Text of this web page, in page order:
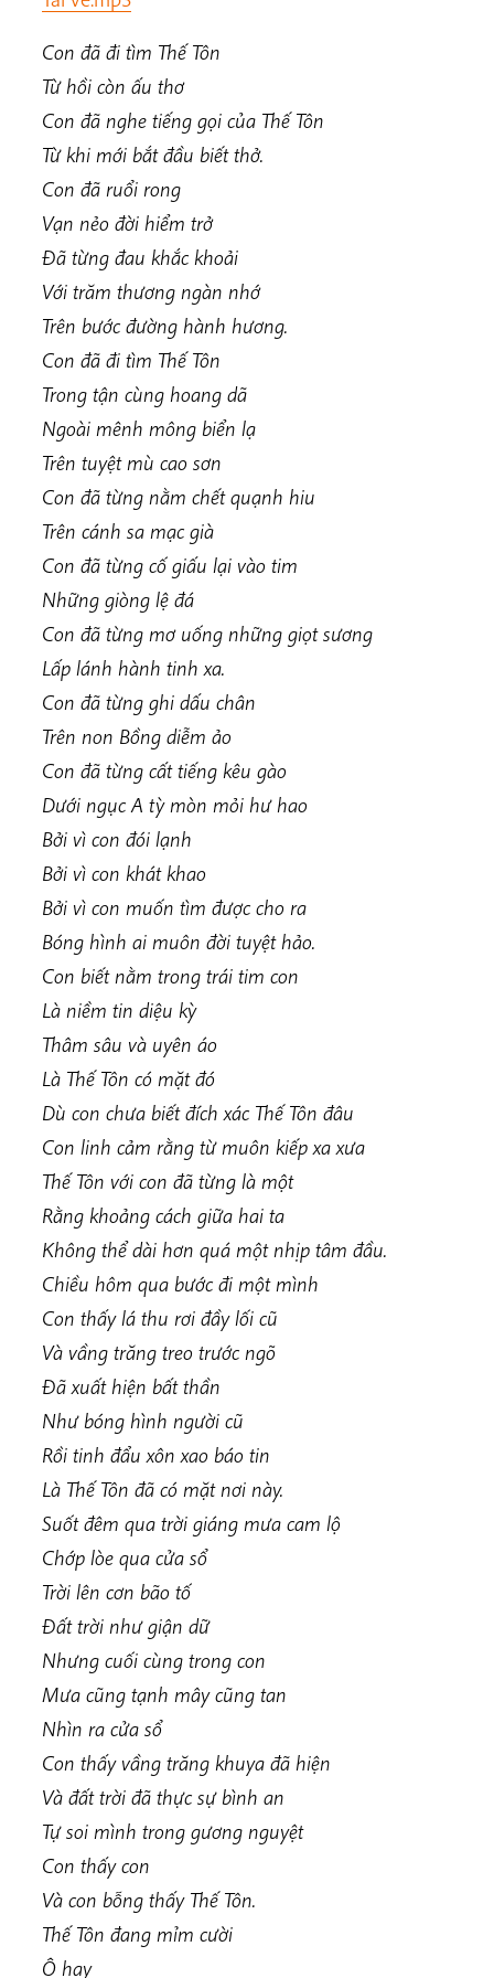
Con đã đi tìm Thế Tôn
Từ hồi còn ấu thơ
Con đã nghe tiếng gọi của Thế Tôn
Từ khi mới bắt đầu biết thở.
Con đã ruổi rong
Vạn nẻo đời hiểm trở
Đã từng đau khắc khoải
Với trăm thương ngàn nhớ
Trên bước đường hành hương.
Con đã đi tìm Thế Tôn
Trong tận cùng hoang dã
Ngoài mênh mông biển lạ
Trên tuyệt mù cao sơn
Con đã từng nằm chết quạnh hiu
Trên cánh sa mạc già
Con đã từng cố giấu lại vào tim
Những giòng lệ đá
Con đã từng mơ uống những giọt sương
Lấp lánh hành tinh xa.
Con đã từng ghi dấu chân
Trên non Bồng diễm ảo
Con đã từng cất tiếng kêu gào
Dưới ngục A tỳ mòn mỏi hư hao
Bởi vì con đói lạnh
Bởi vì con khát khao
Bởi vì con muốn tìm được cho ra
Bóng hình ai muôn đời tuyệt hảo.
Con biết nằm trong trái tim con
Là niềm tin diệu kỳ
Thâm sâu và uyên áo
Là Thế Tôn có mặt đó
Dù con chưa biết đích xác Thế Tôn đâu
Con linh cảm rằng từ muôn kiếp xa xưa
Thế Tôn với con đã từng là một
Rằng khoảng cách giữa hai ta
Không thể dài hơn quá một nhịp tâm đầu.
Chiều hôm qua bước đi một mình
Con thấy lá thu rơi đầy lối cũ
Và vầng trăng treo trước ngõ
Đã xuất hiện bất thần
Như bóng hình người cũ
Rồi tinh đẩu xôn xao báo tin
Là Thế Tôn đã có mặt nơi này.
Suốt đêm qua trời giáng mưa cam lộ
Chớp lòe qua cửa sổ
Trời lên cơn bão tố
Đất trời như giận dữ
Nhưng cuối cùng trong con
Mưa cũng tạnh mây cũng tan
Nhìn ra cửa sổ
Con thấy vầng trăng khuya đã hiện
Và đất trời đã thực sự bình an
Tự soi mình trong gương nguyệt
Con thấy con
Và con bỗng thấy Thế Tôn.
Thế Tôn đang mỉm cười
Ô hay